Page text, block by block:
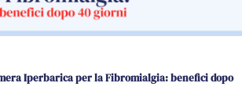
Iperbarica per la Fibromialgia: benefici dopo